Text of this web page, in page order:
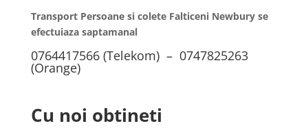
Transport Persoane si colete Falticeni Newbury se
efectuiaza saptamanal
0764417566 (Telekom) – 0747825263
(Orange)
Cu noi obtineti